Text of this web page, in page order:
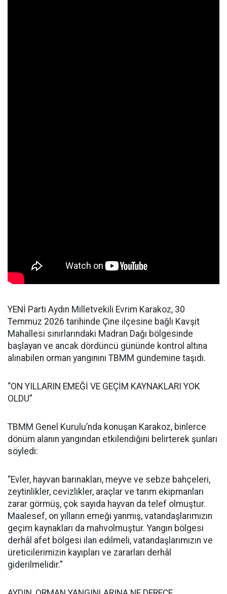
YENİ Parti Aydın Milletvekili Evrim Karakoz, 30
Temmuz 2026 tarihinde Çine ilçesine bağlı Kavşit
Mahallesi sınırlarındaki Madran Dağı bölgesinde
başlayan ve ancak dördüncü gününde kontrol altına
alınabilen orman yangınını TBMM gündemine taşıdı.
“ON YILLARIN EMEĞİ VE GEÇİM KAYNAKLARI YOK
OLDU”
TBMM Genel Kurulu’nda konuşan Karakoz, binlerce
dönüm alanın yangından etkilendiğini belirterek şunları
söyledi:
“Evler, hayvan barınakları, meyve ve sebze bahçeleri,
zeytinlikler, cevizlikler, araçlar ve tarım ekipmanları
zarar görmüş, çok sayıda hayvan da telef olmuştur.
Maalesef, on yılların emeği yanmış, vatandaşlarımızın
geçim kaynakları da mahvolmuştur. Yangın bölgesi
derhâl afet bölgesi ilan edilmeli, vatandaşlarımızın ve
üreticilerimizin kayıpları ve zararları derhâl
giderilmelidir.”